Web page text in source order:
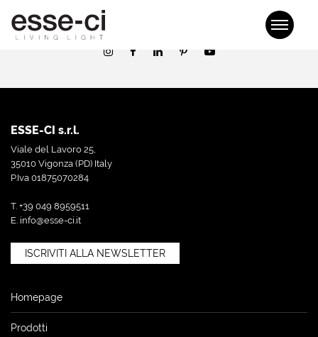
La registrazione è stata disabilitata.
ESSE-CI s.r.l.
Viale del Lavoro 25,
35010 Vigonza (PD) Italy
P.Iva 01875070284
T. +39 049 8959511
E. info@esse-ci.it
ISCRIVITI ALLA NEWSLETTER
Homepage
Prodotti